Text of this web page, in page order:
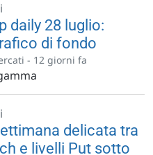
daily 28 luglio:
di fondo
- 12 giorni fa
delicata tra
e livelli Put sotto